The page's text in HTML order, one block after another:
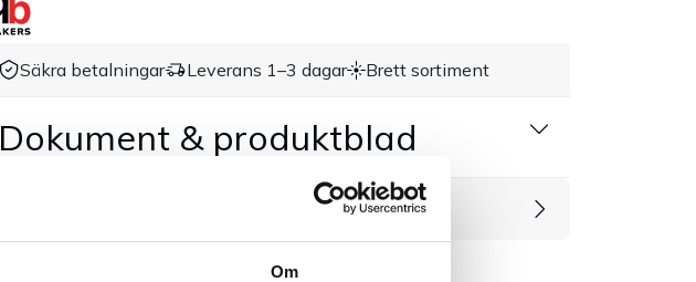
Om
Säkra betalningar Leverans 1–3 dagar Brett sortiment
Dokument & produktblad